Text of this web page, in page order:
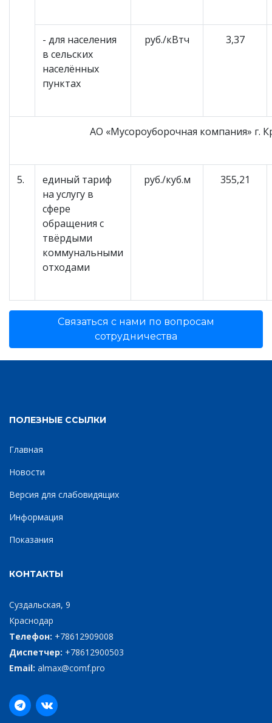
- для населения
в сельских
населённых
пунктах
руб./кВтч 3,37
АО «Мусороуборочная компания» г.
5.
единый тариф
на услугу в
сфере
обращения с
твёрдыми
коммунальными
отходами
руб./куб.м 355,21
Связаться с нами по вопросам
сотрудничества
ПОЛЕЗНЫЕ ССЫЛКИ
Главная
Новости
Версия для слабовидящих
Информация
Показания
КОНТАКТЫ
Суздальская, 9
Краснодар
Телефон: +78612909008
Диспетчер: +78612900503
Email: almax@comf.pro